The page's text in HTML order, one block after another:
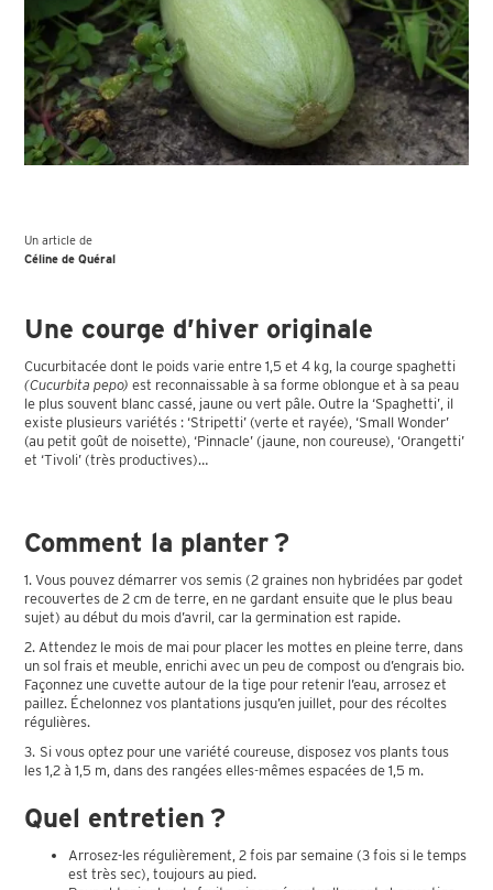
Un article de
Céline de Quéral
Une courge d’hiver originale
Cucurbitacée dont le poids varie entre 1,5 et 4 kg, la courge spaghetti
(Cucurbita pepo) est reconnaissable à sa forme oblongue et à sa peau
le plus souvent blanc cassé, jaune ou vert pâle. Outre la ‘Spaghetti’, il
existe plusieurs variétés : ‘Stripetti’ (verte et rayée), ‘Small Wonder’
(au petit goût de noisette), ‘Pinnacle’ (jaune, non coureuse), ‘Orangetti’
et ‘Tivoli’ (très productives)…
Comment la planter ?
1. Vous pouvez démarrer vos semis (2 graines non hybridées par godet
recouvertes de 2 cm de terre, en ne gardant ensuite que le plus beau
sujet) au début du mois d’avril, car la germination est rapide.
2. Attendez le mois de mai pour placer les mottes en pleine terre, dans
un sol frais et meuble, enrichi avec un peu de compost ou d’engrais bio.
Façonnez une cuvette autour de la tige pour retenir l’eau, arrosez et
paillez. Échelonnez vos plantations jusqu’en juillet, pour des récoltes
régulières.
3. Si vous optez pour une variété coureuse, disposez vos plants tous
les 1,2 à 1,5 m, dans des rangées elles-mêmes espacées de 1,5 m.
Quel entretien ?
Arrosez-les régulièrement, 2 fois par semaine (3 fois si le temps
est très sec), toujours au pied.